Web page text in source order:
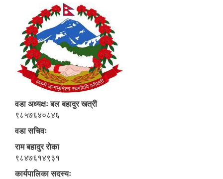
वडा अध्यक्षः बल बहादुर खत्री
९८५७६४०८४६
वडा सचिवः
राम बहादुर रोका
९८४७६१४९३१
कार्यपालिका सदस्यः